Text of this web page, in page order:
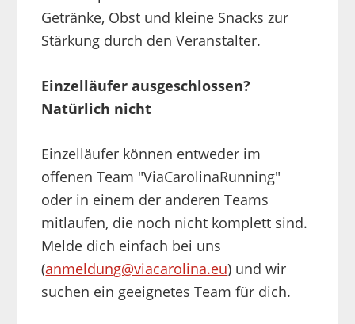
Getränke, Obst und kleine Snacks zur
Stärkung durch den Veranstalter.
Einzelläufer ausgeschlossen?
Natürlich nicht
Einzelläufer können entweder im
offenen Team "ViaCarolinaRunning"
oder in einem der anderen Teams
mitlaufen, die noch nicht komplett sind.
Melde dich einfach bei uns
(anmeldung@viacarolina.eu) und wir
suchen ein geeignetes Team für dich.